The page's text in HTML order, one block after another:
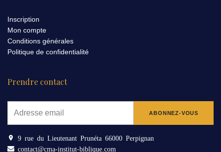
Inscription
Mon compte
Conditions générales
Politique de confidentialité
Prendre contact
9 rue du Lieutenant Prunéta 66000 Perpignan
contact@cma-institut-biblique.com